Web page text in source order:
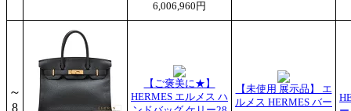
6,006,960円
～
8
【ご褒美に★】
HERMES エルメス ハ
【未使用 展示品】 エ
ルメス HERMES バー